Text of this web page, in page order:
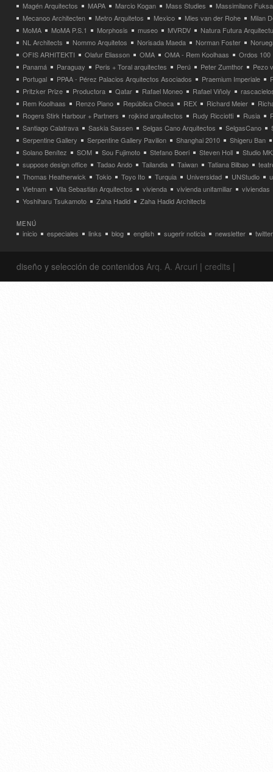
Magén Arquitectos
MAPA Marcio Kogan Mass Studies
Massimilano
Mecanoo Architecten
Metro Arquitetos Mexico Mies van der Rohe
Milan
MoMA
MoMA P.S.1 Morphosis museo MVRDV
Natura Futura
NL Architects
Nommo Arquitetos Norisada Maeda Norman Foster
OFIS ARHITEKTI
Olafur Eliasson OMA OMA - Rem Koolhaas
Ordos 100
Panamá
Paraguay Peris + Toral arquitectes Perú Peter Zumthor
Pezo
Portugal
PPAA - Pérez Palacios Arquitectos Asociados Praemium Imperiale
Pritzker Prize
Productora Qatar Rafael Moneo Rafael Viñoly
Rem Koolhaas
Renzo Piano República Checa REX Richard Meier
Rogers Stirk Harbour + Partners
rojkind arquitectos Rudy Ricciotti Rusia
Santiago Calatrava
Saskia Sassen Selgas Cano Arquitectos SelgasCano
Serpentine Gallery
Serpentine Gallery Pavilion Shanghai 2010
Shigeru Ban
Solano Benítez
SOM Sou Fujimoto Stefano Boeri Steven Holl
Studio
suppose design office
Tadao Ando Tailandia Taiwan Tatiana Bilbao
Thomas Heatherwick
Tokio Toyo Ito Turquia Universidad UNStudio
Vietnam
Vila Sebastián Arquitectos vivienda vivienda unifamiliar
viviendas
Yoshiharu Tsukamoto
Zaha Hadid Zaha Hadid Architects
MENÚ
inicio especiales links blog english sugerir noticia newsletter twitter
diseño y selección de contenidos Arq. A. Arcuri | credits |